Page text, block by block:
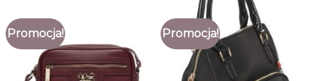
Promocja! Promocja!